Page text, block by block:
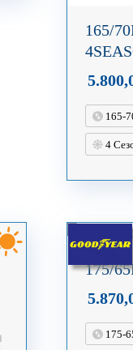
165/
165-
4
175/
175-